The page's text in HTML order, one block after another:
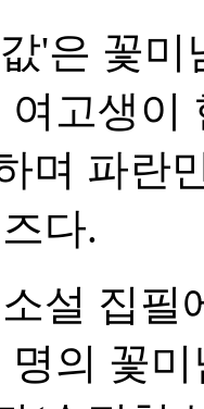
'은 꽃
여고생이
며 파란
다.
설 집필
의 꽃